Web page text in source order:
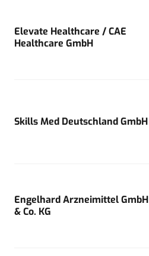
Elevate Healthcare / CAE
Healthcare GmbH
Skills Med Deutschland GmbH
Engelhard Arzneimittel GmbH
& Co. KG